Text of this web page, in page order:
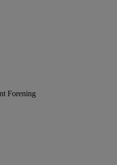
Forening